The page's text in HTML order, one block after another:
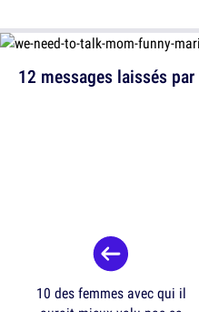
12 messages laissés
10 des femmes avec qui il